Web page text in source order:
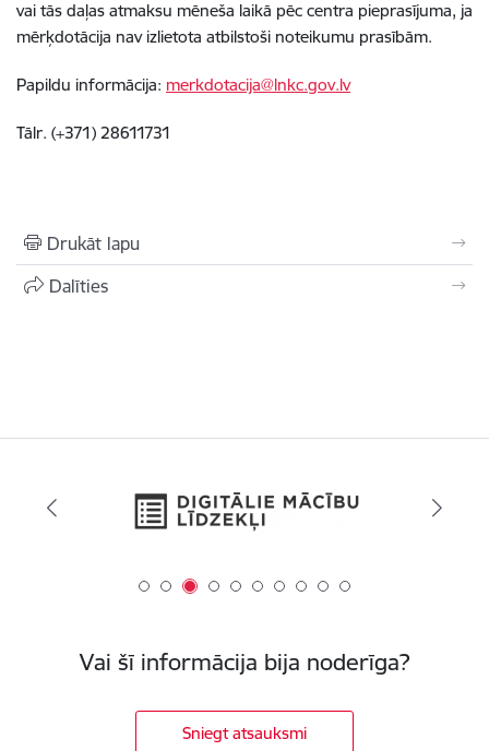
vai tās daļas atmaksu mēneša laikā pēc centra pieprasījuma, ja
mērķdotācija nav izlietota atbilstoši noteikumu prasībām.
Papildu informācija: merkdotacija@lnkc.gov.lv
Tālr. (+371) 28611731
Drukāt lapu
Dalīties
Vai šī informācija bija noderīga?
Sniegt atsauksmi